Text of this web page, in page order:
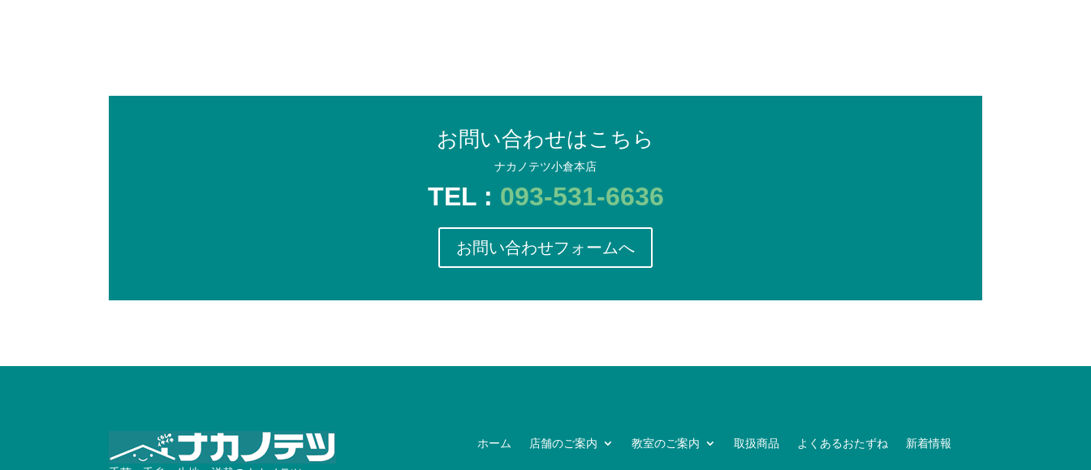
お問い合わせはこちら
ナカノテツ小倉本店
TEL : 093-531-6636
お問い合わせフォームへ
ホーム 店舗のご案内 教室のご案内 取扱商品 よくあるおたずね 新着情報